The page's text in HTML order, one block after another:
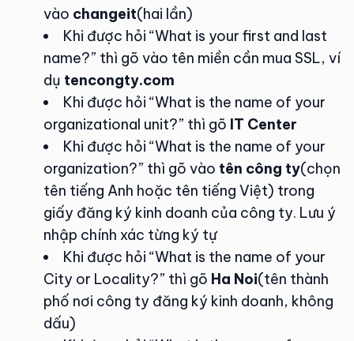
vào changeit(hai lần)
Khi được hỏi “What is your first and last
name?” thì gõ vào tên miền cần mua SSL, ví
dụ tencongty.com
Khi được hỏi “What is the name of your
organizational unit?” thì gõ IT Center
Khi được hỏi “What is the name of your
organization?” thì gõ vào tên công ty(chọn
tên tiếng Anh hoặc tên tiếng Việt) trong
giấy đăng ký kinh doanh của công ty. Lưu ý
nhập chính xác từng ký tự
Khi được hỏi “What is the name of your
City or Locality?” thì gõ Ha Noi(tên thành
phố nơi công ty đăng ký kinh doanh, không
dấu)